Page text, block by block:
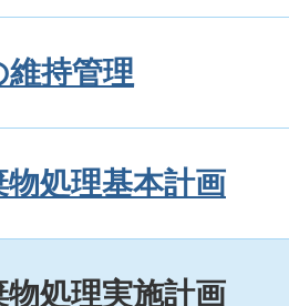
維持管理
物処理基本計画
物処理実施計画